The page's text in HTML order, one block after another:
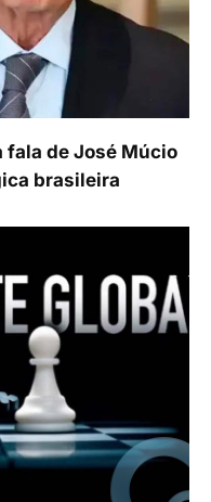
fala de José Múcio
brasileira